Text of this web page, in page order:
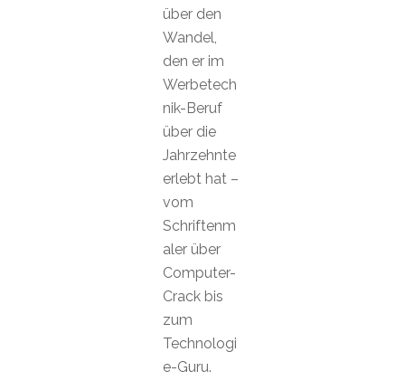
über den
Wandel,
den er im
Werbetech
nik-Beruf
über die
Jahrzehnte
erlebt hat –
vom
Schriftenm
aler über
Computer-
Crack bis
zum
Technologi
e-Guru.